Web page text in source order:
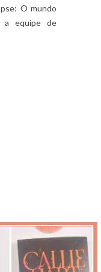
O mundo
a equipe de